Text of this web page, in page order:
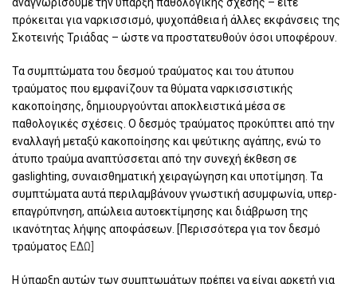
πρόκειται για ναρκισσισμό, ψυχοπάθεια ή άλλες εκφάνσεις της
Σκοτεινής Τριάδας – ώστε να προστατευθούν όσοι υποφέρουν.
Τα συμπτώματα του δεσμού τραύματος και του άτυπου
τραύματος που εμφανίζουν τα θύματα ναρκισσιστικής
κακοποίησης, δημιουργούνται αποκλειστικά μέσα σε
παθολογικές σχέσεις. Ο δεσμός τραύματος προκύπτει από την
εναλλαγή μεταξύ κακοποίησης και ψεύτικης αγάπης, ενώ το
άτυπο τραύμα αναπτύσσεται από την συνεχή έκθεση σε
gaslighting, συναισθηματική χειραγώγηση και υποτίμηση. Τα
συμπτώματα αυτά περιλαμβάνουν γνωστική ασυμφωνία, υπερ-
επαγρύπνηση, απώλεια αυτοεκτίμησης και διάβρωση της
ικανότητας λήψης αποφάσεων. [Περισσότερα για τον δεσμό
τραύματος ΕΔΩ]
Η ύπαρξη αυτών των συμπτωμάτων πρέπει να είναι αρκετή για